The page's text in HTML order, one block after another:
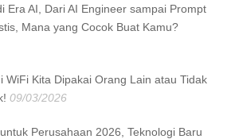
Era AI, Dari AI Engineer sampai Prompt
Mana yang Cocok Buat Kamu?
WiFi Kita Dipakai Orang Lain atau Tidak
09/03/2026
Perusahaan 2026, Teknologi Baru